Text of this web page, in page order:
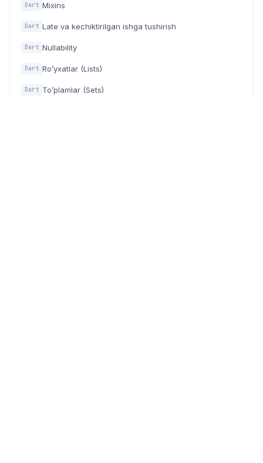
Dart Mixins
Dart Late va kechiktirilgan ishga tushirish
Dart Nullability
Dart Ro’yxatlar (Lists)
Dart To’plamlar (Sets)